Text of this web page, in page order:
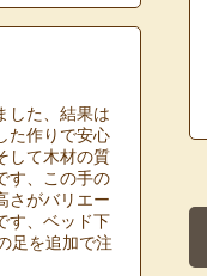
した、結果は
た作りで安心
して木材の質
す、この手の
さがバリエー
す、ベッド下
足を追加で注